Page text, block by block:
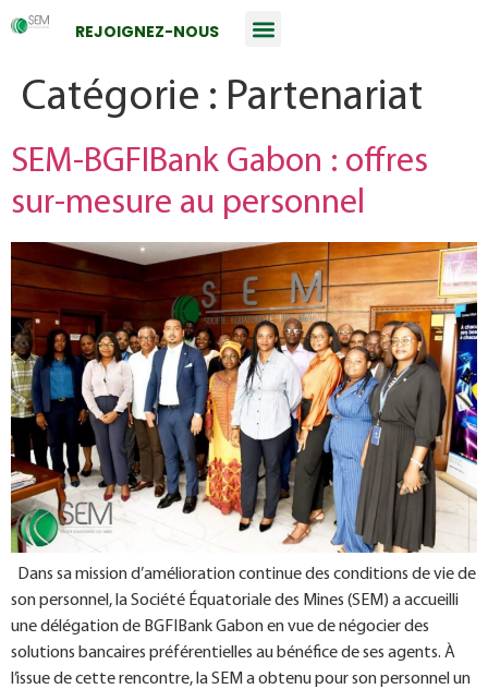
REJOIGNEZ-NOUS
Catégorie : Partenariat
SEM-BGFIBank Gabon : offres
sur-mesure au personnel
Dans sa mission d’amélioration continue des conditions de vie de
son personnel, la Société Équatoriale des Mines (SEM) a accueilli
une délégation de BGFIBank Gabon en vue de négocier des
solutions bancaires préférentielles au bénéfice de ses agents. À
l’issue de cette rencontre, la SEM a obtenu pour son personnel un